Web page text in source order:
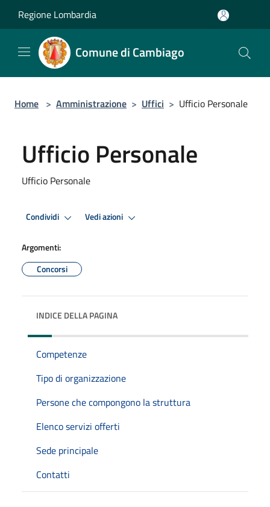
Regione Lombardia
Comune di Cambiago
Home > Amministrazione > Uffici > Ufficio Personale
Ufficio Personale
Ufficio Personale
Condividi Vedi azioni
Argomenti:
Concorsi
INDICE DELLA PAGINA
Competenze
Tipo di organizzazione
Persone che compongono la struttura
Elenco servizi offerti
Sede principale
Contatti